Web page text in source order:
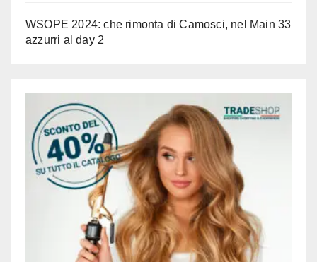
WSOPE 2024: che rimonta di Camosci, nel Main 33
azzurri al day 2